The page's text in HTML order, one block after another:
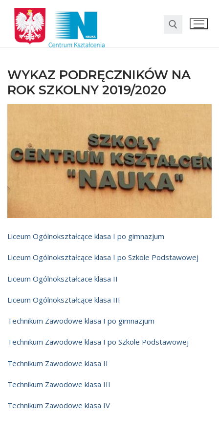
O nas
Oferty pracy dla pracowników
Zadania realizowane z budżetu państwa
WYKAZ PODRĘCZNIKÓW NA
ROK SZKOLNY 2019/2020
Liceum Ogólnokształcące klasa I po gimnazjum
Liceum Ogólnokształcące klasa I po Szkole Podstawowej
Liceum Ogólnokształcace klasa II
Liceum Ogólnokształcące klasa III
Technikum Zawodowe klasa I po gimnazjum
Technikum Zawodowe klasa I po Szkole Podstawowej
Technikum Zawodowe klasa II
Technikum Zawodowe klasa III
Technikum Zawodowe klasa IV